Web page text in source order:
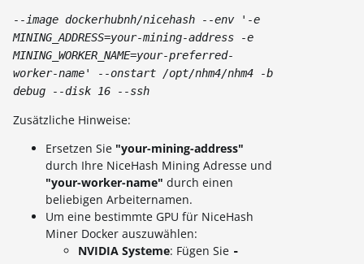
--image dockerhubnh/nicehash --env '-e
MINING_ADDRESS=your-mining-address -e
MINING_WORKER_NAME=your-preferred-
worker-name' --onstart /opt/nhm4/nhm4 -b
debug --disk 16 --ssh
Zusätzliche Hinweise:
Ersetzen Sie "your-mining-address"
durch Ihre NiceHash Mining Adresse und
"your-worker-name" durch einen
beliebigen Arbeiternamen.
Um eine bestimmte GPU für NiceHash
Miner Docker auszuwählen:
NVIDIA Systeme: Fügen Sie -